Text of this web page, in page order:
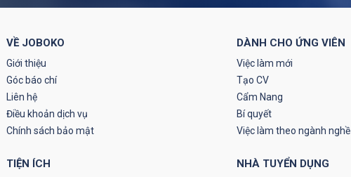
VỀ JOBOKO
Giới thiệu
Góc báo chí
Liên hệ
Điều khoản dịch vụ
Chính sách bảo mật
TIỆN ÍCH
DÀNH CHO ỨNG VIÊN
Việc làm mới
Tạo CV
Cẩm Nang
Bí quyết
Việc làm theo ngành nghề
NHÀ TUYỂN DỤNG